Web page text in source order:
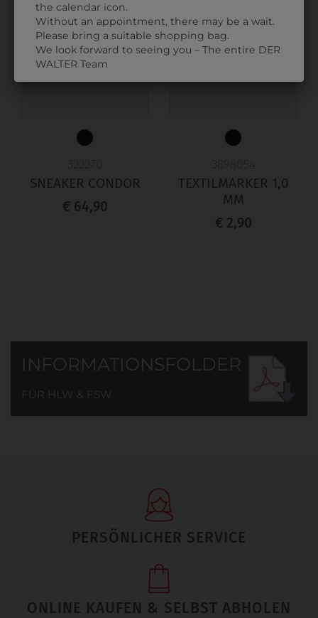
SNEAKER CONDOR
€ 64,90
TEXTILMARKER 1,0
MM
€ 2,90
INFORMATIONSFOLDER
FÜR HLW & FSW
PERSÖNLICHER SERVICE
ONLINE KAUFEN & SELBST ABHOLEN
the calendar icon.
Without an appointment, there may be a wait.
Please bring a suitable shopping bag.
We look forward to seeing you – The entire DER
WALTER Team